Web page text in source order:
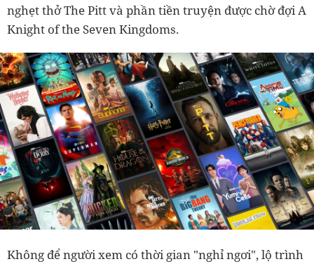
nghẹt thở The Pitt và phần tiền truyện được chờ đợi A
Knight of the Seven Kingdoms.
Không để người xem có thời gian "nghỉ ngơi", lộ trình